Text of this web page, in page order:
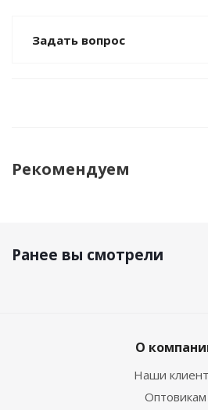
Задать вопрос
Рекомендуем
Ранее вы смотрели
О
Наши
Оптовикам